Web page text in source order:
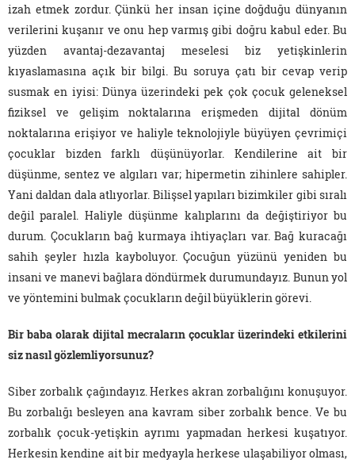
izah etmek zordur. Çünkü her insan içine doğduğu dünyanın
verilerini kuşanır ve onu hep varmış gibi doğru kabul eder. Bu
yüzden avantaj-dezavantaj meselesi biz yetişkinlerin
kıyaslamasına açık bir bilgi. Bu soruya çatı bir cevap verip
susmak en iyisi: Dünya üzerindeki pek çok çocuk geleneksel
fiziksel ve gelişim noktalarına erişmeden dijital dönüm
noktalarına erişiyor ve haliyle teknolojiyle büyüyen çevrimiçi
çocuklar bizden farklı düşünüyorlar. Kendilerine ait bir
düşünme, sentez ve algıları var; hipermetin zihinlere sahipler.
Yani daldan dala atlıyorlar. Bilişsel yapıları bizimkiler gibi sıralı
değil paralel. Haliyle düşünme kalıplarını da değiştiriyor bu
durum. Çocukların bağ kurmaya ihtiyaçları var. Bağ kuracağı
sahih şeyler hızla kayboluyor. Çocuğun yüzünü yeniden bu
insani ve manevi bağlara döndürmek durumundayız. Bunun yol
ve yöntemini bulmak çocukların değil büyüklerin görevi.
Bir baba olarak dijital mecraların çocuklar üzerindeki etkilerini
siz nasıl gözlemliyorsunuz?
Siber zorbalık çağındayız. Herkes akran zorbalığını konuşuyor.
Bu zorbalığı besleyen ana kavram siber zorbalık bence. Ve bu
zorbalık çocuk-yetişkin ayrımı yapmadan herkesi kuşatıyor.
Herkesin kendine ait bir medyayla herkese ulaşabiliyor olması,